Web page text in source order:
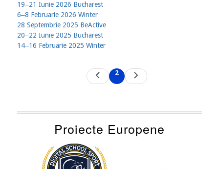
19‒21 Iunie 2026 Bucharest
6‒8 Februarie 2026 Winter
28 Septembrie 2025 BeActive
20‒22 Iunie 2025 Bucharest
14‒16 Februarie 2025 Winter
Previous
page
Current
page
2
Next
page
Proiecte Europene